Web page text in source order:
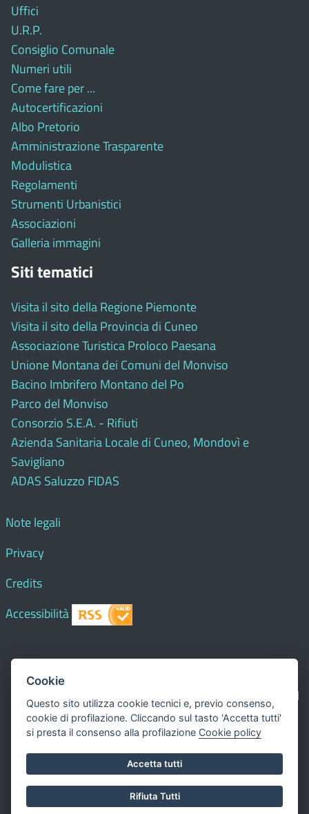
Uffici
U.R.P.
Consiglio Comunale
Numeri utili
Come fare per ...
Autocertificazioni
Albo Pretorio
Amministrazione Trasparente
Modulistica
Regolamenti
Strumenti Urbanistici
Associazioni
Galleria immagini
Siti tematici
Visita il sito della Regione Piemonte
Visita il sito della Provincia di Cuneo
Associazione Turistica Proloco Paesana
Unione Montana dei Comuni del Monviso
Bacino Imbrifero Montano del Po
Parco del Monviso
Consorzio S.E.A. - Rifiuti
Azienda Sanitaria Locale di Cuneo, Mondovì e
Savigliano
ADAS Saluzzo FIDAS
Note legali
Privacy
Credits
Accessibilità
© 2018 Comune di
contenuti del sito, testi e immagini sono di proprietà del
Comune - CMS:Città In Comune
Questo sito utilizza, nella versione per UTENTI CON
DISLESSIA,Biancoenero ®, una font italiana ad Alta
Leggibilità.
Valuta questo sito
Cookie
Questo sito utilizza cookie tecnici e, previo consenso,
cookie di profilazione. Cliccando sul tasto 'Accetta tutti'
si presta il consenso alla profilazione Cookie policy
Accetta tutti
Rifiuta Tutti